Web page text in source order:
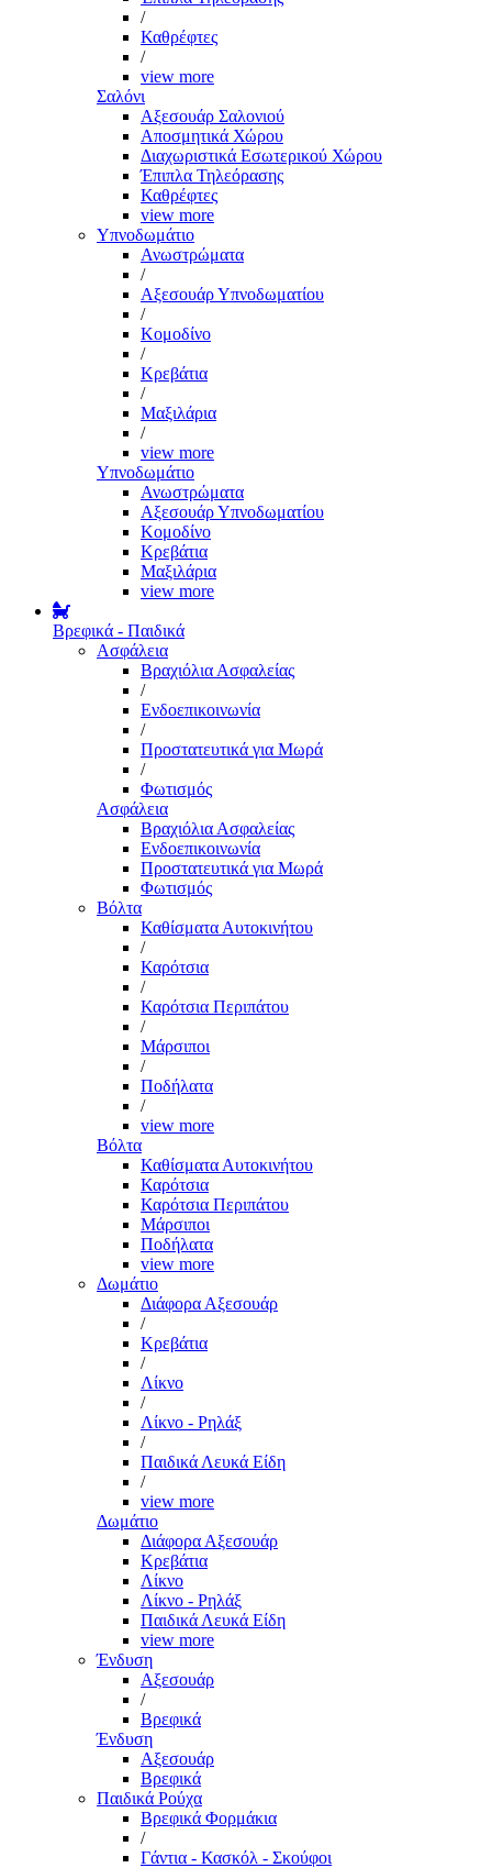
/
Καθρέφτες
/
view more
Σαλόνι
Αξεσουάρ Σαλονιού
Αποσμητικά Χώρου
Διαχωριστικά Εσωτερικού Χώρου
Έπιπλα Τηλεόρασης
Καθρέφτες
view more
Υπνοδωμάτιο
Ανωστρώματα
/
Αξεσουάρ Υπνοδωματίου
/
Κομοδίνο
/
Κρεβάτια
/
Μαξιλάρια
/
view more
Υπνοδωμάτιο
Ανωστρώματα
Αξεσουάρ Υπνοδωματίου
Κομοδίνο
Κρεβάτια
Μαξιλάρια
view more
Βρεφικά - Παιδικά
Ασφάλεια
Βραχιόλια Ασφαλείας
/
Ενδοεπικοινωνία
/
Προστατευτικά για Μωρά
/
Φωτισμός
Ασφάλεια
Βραχιόλια Ασφαλείας
Ενδοεπικοινωνία
Προστατευτικά για Μωρά
Φωτισμός
Βόλτα
Καθίσματα Αυτοκινήτου
/
Καρότσια
/
Καρότσια Περιπάτου
/
Μάρσιποι
/
Ποδήλατα
/
view more
Βόλτα
Καθίσματα Αυτοκινήτου
Καρότσια
Καρότσια Περιπάτου
Μάρσιποι
Ποδήλατα
view more
Δωμάτιο
Διάφορα Αξεσουάρ
/
Κρεβάτια
/
Λίκνο
/
Λίκνο - Ρηλάξ
/
Παιδικά Λευκά Είδη
/
view more
Δωμάτιο
Διάφορα Αξεσουάρ
Κρεβάτια
Λίκνο
Λίκνο - Ρηλάξ
Παιδικά Λευκά Είδη
view more
Ένδυση
Αξεσουάρ
/
Βρεφικά
Ένδυση
Αξεσουάρ
Βρεφικά
Παιδικά Ρούχα
Βρεφικά Φορμάκια
/
Γάντια - Κασκόλ - Σκούφοι